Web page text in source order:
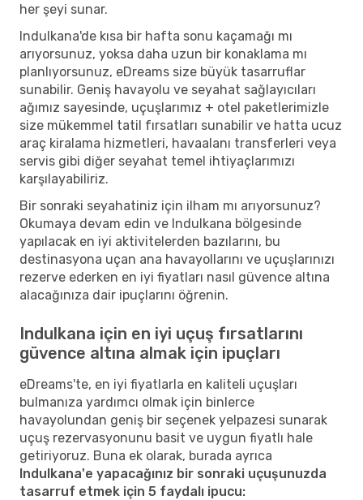
her şeyi sunar.
Indulkana'de kısa bir hafta sonu kaçamağı mı
arıyorsunuz, yoksa daha uzun bir konaklama mı
planlıyorsunuz, eDreams size büyük tasarruflar
sunabilir. Geniş havayolu ve seyahat sağlayıcıları
ağımız sayesinde, uçuşlarımız + otel paketlerimizle
size mükemmel tatil fırsatları sunabilir ve hatta ucuz
araç kiralama hizmetleri, havaalanı transferleri veya
servis gibi diğer seyahat temel ihtiyaçlarımızı
karşılayabiliriz.
Bir sonraki seyahatiniz için ilham mı arıyorsunuz?
Okumaya devam edin ve Indulkana bölgesinde
yapılacak en iyi aktivitelerden bazılarını, bu
destinasyona uçan ana havayollarını ve uçuşlarınızı
rezerve ederken en iyi fiyatları nasıl güvence altına
alacağınıza dair ipuçlarını öğrenin.
Indulkana için en iyi uçuş fırsatlarını
güvence altına almak için ipuçları
eDreams'te, en iyi fiyatlarla en kaliteli uçuşları
bulmanıza yardımcı olmak için binlerce
havayolundan geniş bir seçenek yelpazesi sunarak
uçuş rezervasyonunu basit ve uygun fiyatlı hale
getiriyoruz. Buna ek olarak, burada ayrıca
Indulkana'e yapacağınız bir sonraki uçuşunuzda
tasarruf etmek için 5 faydalı ipucu: